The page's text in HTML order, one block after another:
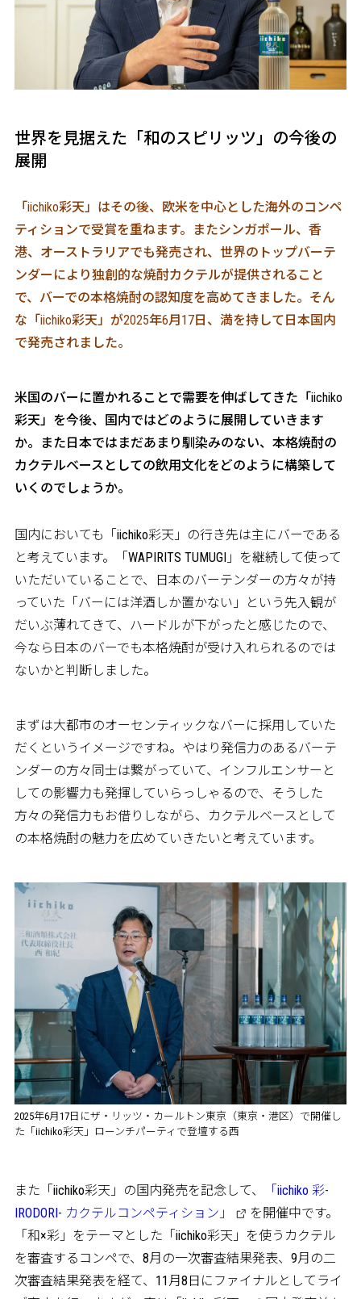
世界を見据えた「和のスピリッツ」の今後の
展開
「iichiko彩天」はその後、欧米を中心とした海外のコンペ
ティションで受賞を重ねます。またシンガポール、香
港、オーストラリアでも発売され、世界のトップバーテ
ンダーにより独創的な焼酎カクテルが提供されること
で、バーでの本格焼酎の認知度を高めてきました。そん
な「iichiko彩天」が2025年6月17日、満を持して日本国内
で発売されました。
――米国のバーに置かれることで需要を伸ばしてきた「iichiko
彩天」を今後、国内ではどのように展開していきます
か。また日本ではまだあまり馴染みのない、本格焼酎の
カクテルベースとしての飲用文化をどのように構築して
いくのでしょうか。
国内においても「iichiko彩天」の行き先は主にバーである
と考えています。「WAPIRITS TUMUGI」を継続して使って
いただいていることで、日本のバーテンダーの方々が持
っていた「バーには洋酒しか置かない」という先入観が
だいぶ薄れてきて、ハードルが下がったと感じたので、
今なら日本のバーでも本格焼酎が受け入れられるのでは
ないかと判断しました。
まずは大都市のオーセンティックなバーに採用していた
だくというイメージですね。やはり発信力のあるバーテ
ンダーの方々同士は繋がっていて、インフルエンサーと
しての影響力も発揮していらっしゃるので、そうした
方々の発信力もお借りしながら、カクテルベースとして
の本格焼酎の魅力を広めていきたいと考えています。
2025年6月17日にザ・リッツ・カールトン東京（東京・港区）で開催し
た「iichiko彩天」ローンチパーティで登壇する西
また「iichiko彩天」の国内発売を記念して、
「iichiko 彩-
IRODORI- カクテルコンペティション」
を開催中です。
「和×彩」をテーマとした「iichiko彩天」を使うカクテル
を審査するコンペで、8月の一次審査結果発表、9月の二
次審査結果発表を経て、11月8日にファイナルとしてライ